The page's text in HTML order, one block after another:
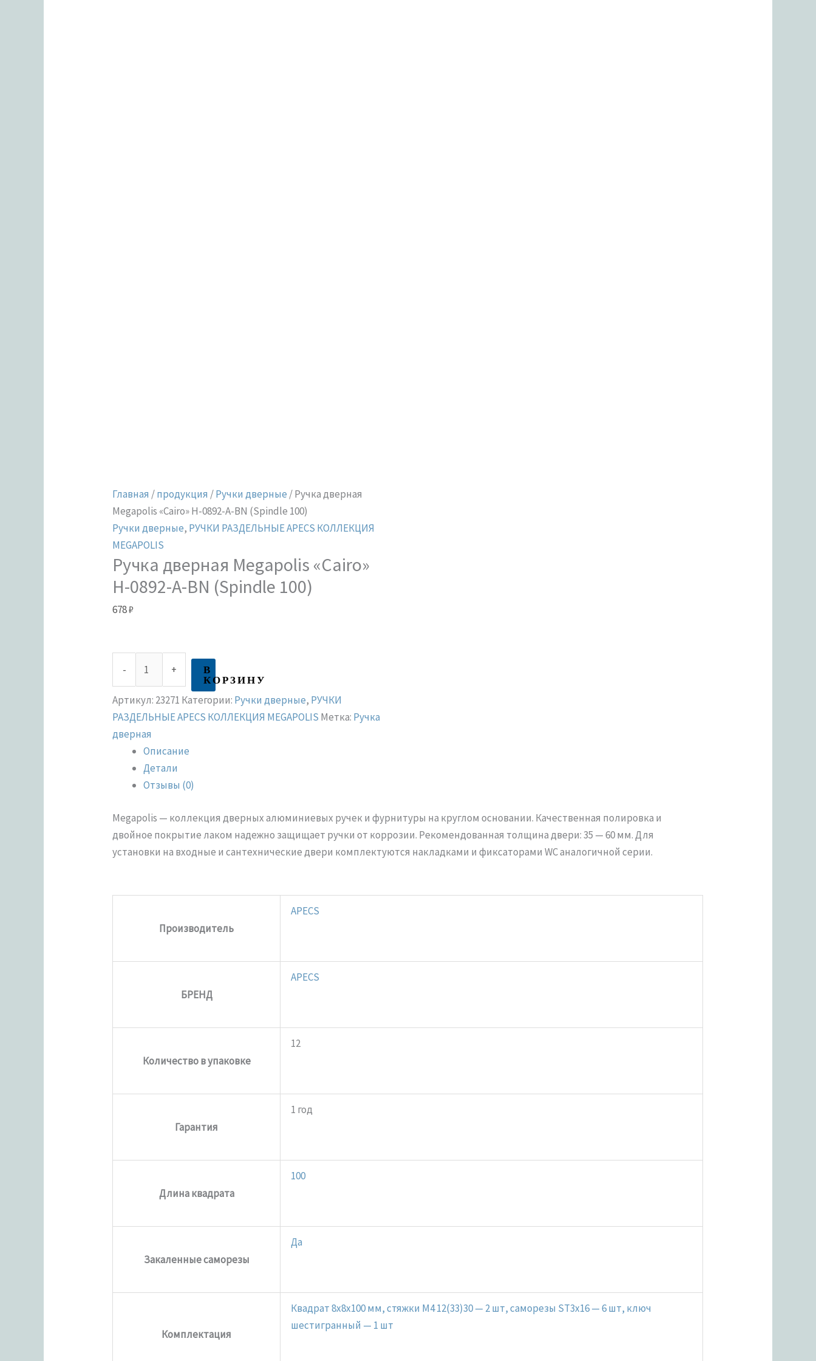
Главная /продукция /Ручки дверные / Ручка дверная
Megapolis «Cairo» H-0892-A-BN (Spindle 100)
Ручки дверные, РУЧКИ РАЗДЕЛЬНЫЕ APECS КОЛЛЕКЦИЯ
MEGAPOLIS
Ручка дверная Megapolis «Cairo»
H-0892-A-BN (Spindle 100)
678₽
- + В
КОРЗИНУ
Артикул: 23271 Категории: Ручки дверные, РУЧКИ
РАЗДЕЛЬНЫЕ APECS КОЛЛЕКЦИЯ MEGAPOLIS Метка: Ручка
дверная
Описание
Детали
Отзывы (0)
Megapolis — коллекция дверных алюминиевых ручек и фурнитуры на круглом основании. Качественная полировка и
двойное покрытие лаком надежно защищает ручки от коррозии. Рекомендованная толщина двери: 35 — 60 мм. Для
установки на входные и сантехнические двери комплектуются накладками и фиксаторами WC аналогичной серии.
Производитель
APECS
БРЕНД
APECS
Количество в упаковке
12
Гарантия
1 год
Длина квадрата
100
Закаленные саморезы
Да
Комплектация
Квадрат 8х8х100 мм, стяжки М4 12(33)30 — 2 шт, саморезы ST3x16 — 6 шт, ключ
шестигранный — 1 шт